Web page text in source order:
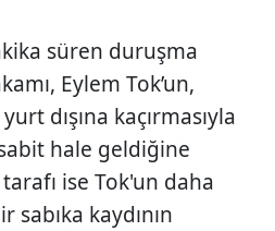
süren duruşma
Eylem Tok’un,
dışına kaçırmasıyla
hale geldiğine
ise Tok'un daha
sabıka kaydının